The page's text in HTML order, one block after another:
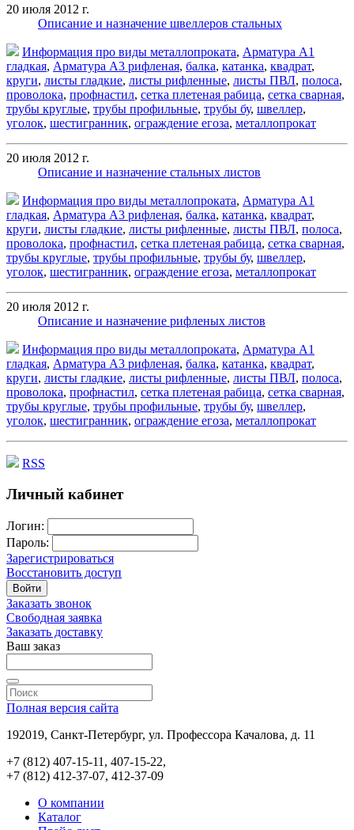
20 июля 2012 г.
Описание и назначение швеллеров стальных
Информация про виды металлопроката, Арматура А1
гладкая, Арматура А3 рифленая, балка, катанка, квадрат,
круги, листы гладкие, листы рифленные, листы ПВЛ, полоса,
проволока, профнастил, сетка плетеная рабица, сетка сварная,
трубы круглые, трубы профильные, трубы бу, швеллер,
уголок, шестигранник, ограждение егоза, металлопрокат
20 июля 2012 г.
Описание и назначение стальных листов
Информация про виды металлопроката, Арматура А1
гладкая, Арматура А3 рифленая, балка, катанка, квадрат,
круги, листы гладкие, листы рифленные, листы ПВЛ, полоса,
проволока, профнастил, сетка плетеная рабица, сетка сварная,
трубы круглые, трубы профильные, трубы бу, швеллер,
уголок, шестигранник, ограждение егоза, металлопрокат
20 июля 2012 г.
Описание и назначение рифленых листов
Информация про виды металлопроката, Арматура А1
гладкая, Арматура А3 рифленая, балка, катанка, квадрат,
круги, листы гладкие, листы рифленные, листы ПВЛ, полоса,
проволока, профнастил, сетка плетеная рабица, сетка сварная,
трубы круглые, трубы профильные, трубы бу, швеллер,
уголок, шестигранник, ограждение егоза, металлопрокат
RSS
Личный кабинет
Логин:
Пароль:
Зарегистрироваться
Восстановить доступ
Войти
Заказать звонок
Свободная заявка
Заказать доставку
Ваш заказ
Полная версия сайта
192019, Санкт-Петербург, ул. Профессора Качалова, д. 11
+7 (812) 407-15-11, 407-15-22,
+7 (812) 412-37-07, 412-37-09
О компании
Каталог